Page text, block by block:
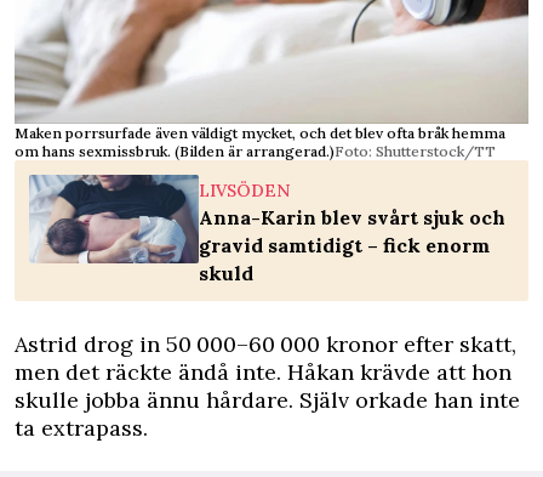
Maken porrsurfade även väldigt mycket, och det blev ofta bråk hemma
om hans sexmissbruk. (Bilden är arrangerad.)Foto: Shutterstock/TT
LIVSÖDEN
Anna-Karin blev svårt sjuk och
gravid samtidigt – fick enorm
skuld
Astrid drog in 50 000–60 000 kronor efter skatt,
men det räckte ändå inte. Håkan krävde att hon
skulle jobba ännu hårdare. Själv orkade han inte
ta extrapass.